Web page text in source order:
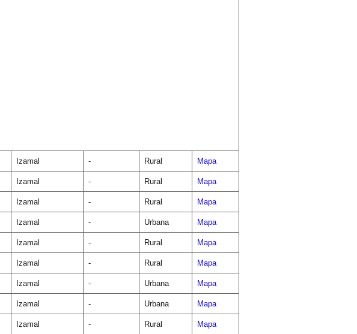
Izamal - Rural Mapa
Izamal - Rural Mapa
Izamal - Rural Mapa
Izamal - Urbana Mapa
Izamal - Rural Mapa
Izamal - Rural Mapa
Izamal - Urbana Mapa
Izamal - Urbana Mapa
Izamal - Rural Mapa